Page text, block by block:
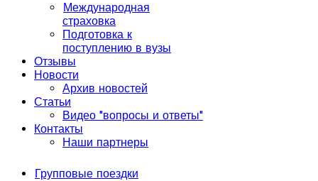
Международная
страховка
Подготовка к
поступлению в вузы
Отзывы
Новости
Архив новостей
Статьи
Видео "вопросы и ответы"
Контакты
Наши партнеры
Групповые поездки